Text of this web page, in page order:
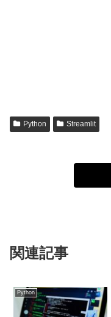
Python Streamlit
関連記事
Python